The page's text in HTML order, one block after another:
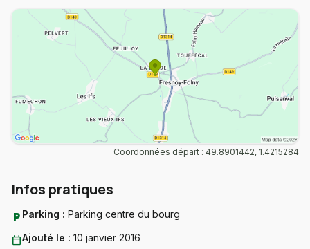
Coordonnées départ : 49.8901442, 1.4215284
Infos pratiques
local_parking Parking : Parking centre du bourg
calendar_todayAjouté le : 10 janvier 2016